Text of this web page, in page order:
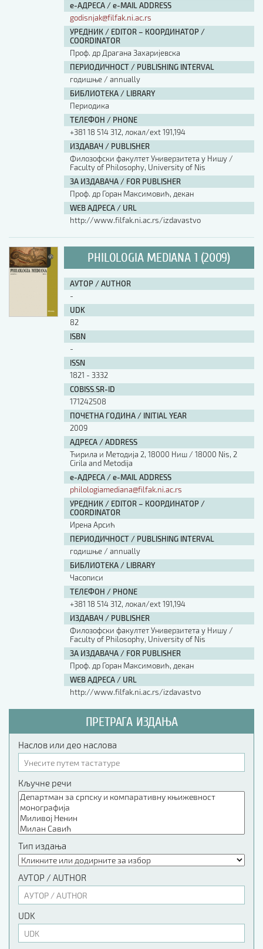
е-АДРЕСА / e-MAIL ADDRESS
godisnjak@filfak.ni.ac.rs
УРЕДНИК / EDITOR – КООРДИНАТОР /
COORDINATOR
Проф. др Драгана Захаријевска
ПЕРИОДИЧНОСТ / PUBLISHING INTERVAL
годишње / annually
БИБЛИОТЕКА / LIBRARY
Периодика
ТЕЛЕФОН / PHONE
+381 18 514 312, локал/ext 191,194
ИЗДАВАЧ / PUBLISHER
Филозофски факултет Универзитета у Нишу /
Faculty of Philosophy, University of Nis
ЗА ИЗДАВАЧА / FOR PUBLISHER
Проф. др Горан Максимовић, декан
WEB АДРЕСА / URL
http://www.filfak.ni.ac.rs/izdavastvo
PHILOLOGIA MEDIANA 1 (2009)
АУТОР / AUTHOR
-
UDK
82
ISBN
-
ISSN
1821 - 3332
COBISS.SR-ID
171242508
ПОЧЕТНА ГОДИНА / INITIAL YEAR
2009
АДРЕСА / ADDRESS
Ћирила и Методија 2, 18000 Ниш / 18000 Nis, 2
Cirila and Metodija
е-АДРЕСА / e-MAIL ADDRESS
philologiamediana@filfak.ni.ac.rs
УРЕДНИК / EDITOR – КООРДИНАТОР /
COORDINATOR
Ирена Арсић
ПЕРИОДИЧНОСТ / PUBLISHING INTERVAL
годишње / annually
БИБЛИОТЕКА / LIBRARY
Часописи
ТЕЛЕФОН / PHONE
+381 18 514 312, локал/ext 191,194
ИЗДАВАЧ / PUBLISHER
Филозофски факултет Универзитета у Нишу /
Faculty of Philosophy, University of Nis
ЗА ИЗДАВАЧА / FOR PUBLISHER
Проф. др Горан Максимовић, декан
WEB АДРЕСА / URL
http://www.filfak.ni.ac.rs/izdavastvo
ПРЕТРАГА ИЗДАЊА
Наслов или део наслова
Кључне речи
Тип издања
АУТОР / AUTHOR
UDK